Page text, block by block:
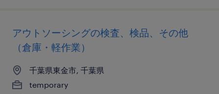
アウトソーシングの検査、検品、その他
（倉庫・軽作業）
千葉県東金市, 千葉県
temporary